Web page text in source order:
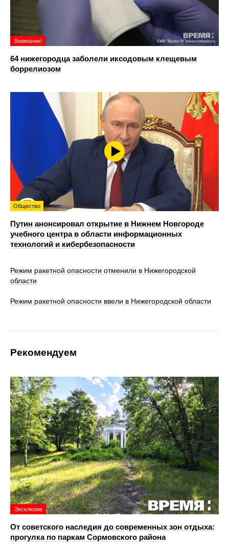
Внимание!
64 нижегородца заболели иксодовым клещевым
боррелиозом
Общество
Путин анонсировал открытие в Нижнем Новгороде
учебного центра в области информационных
технологий и кибербезопасности
Режим ракетной опасности отменили в Нижегородской
области
Режим ракетной опасности ввели в Нижегородской области
Рекомендуем
Эксклюзив
От советского наследия до современных зон отдыха:
прогулка по паркам Сормовского района